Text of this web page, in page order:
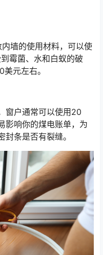
墙的使用材料，可以使
霉菌、水和白蚁的破
元左右。
窗户通常可以使用20
影响你的煤电账单，为
条是否有裂缝。